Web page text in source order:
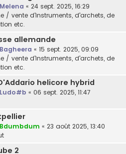
Melena « 24 sept. 2025, 16:29
/ vente d'instruments, d'archets, de
etc.
allemande
Bagheera « 15 sept. 2025, 09:09
/ vente d'instruments, d'archets, de
etc.
helicore hybrid
Ludo#b « 06 sept. 2025, 11:47
Bdumbdum « 23 août 2025, 13:40
2